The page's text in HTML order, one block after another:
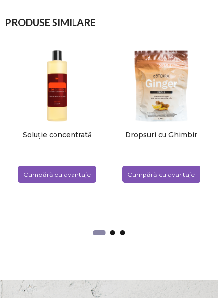
PRODUSE SIMILARE
Soluție concentrată
Cumpără cu avantaje
Dropsuri cu Ghimbir
Cumpără cu avantaje